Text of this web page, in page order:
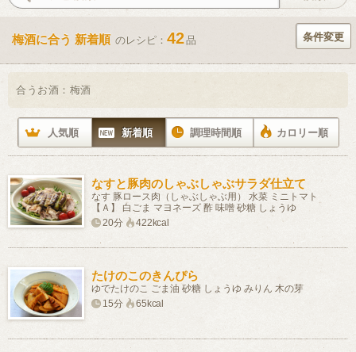
梅酒に合う 新着順 のレシピ： 42品 条件変更
合うお酒： 梅酒
人気順 新着順 調理時間順 カロリー順
なすと豚肉のしゃぶしゃぶサラダ仕立て
なす 豚ロース肉（しゃぶしゃぶ用） 水菜 ミニトマト
【Ａ】 白ごま マヨネーズ 酢 味噌 砂糖 しょうゆ
20分
422kcal
たけのこのきんぴら
ゆでたけのこ ごま油 砂糖 しょうゆ みりん 木の芽
15分
65kcal